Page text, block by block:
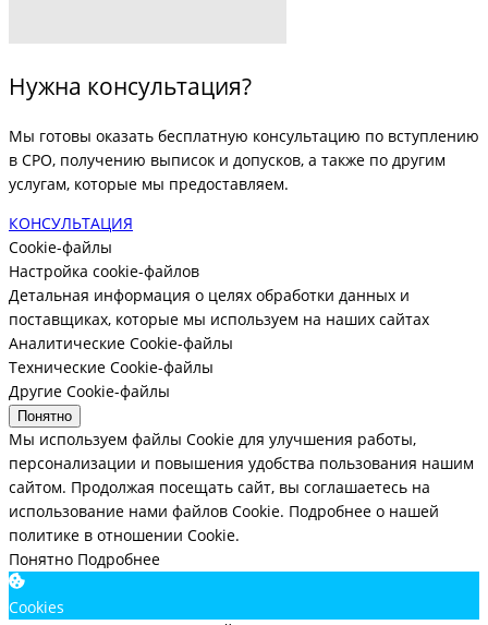
Нужна консультация?
Мы готовы оказать бесплатную консультацию по вступлению
в СРО, получению выписок и допусков, а также по другим
услугам, которые мы предоставляем.
КОНСУЛЬТАЦИЯ
Cookie-файлы
Настройка cookie-файлов
Детальная информация о целях обработки данных и
поставщиках, которые мы используем на наших сайтах
Аналитические Cookie-файлы
Технические Cookie-файлы
Другие Cookie-файлы
Понятно
Мы используем файлы Cookie для улучшения работы,
персонализации и повышения удобства пользования нашим
сайтом. Продолжая посещать сайт, вы соглашаетесь на
использование нами файлов Cookie. Подробнее о нашей
политике в отношении Cookie.
Понятно Подробнее
Cookies